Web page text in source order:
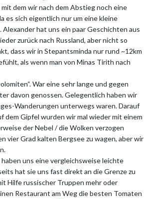
dem wir nach dem Abstieg noch eine
es sich eigentlich nur um eine kleine
hat uns ein paar Geschichten aus
zurück nach Russland, aber nicht so
dass wir in Stepantsminda nur rund ~12km
als wenn man von Minas Tirith nach
War eine sehr lange und gegen
davon genossen. Gelegentlich haben wir
Wanderungen unterwegs waren. Darauf
Gipfel wurden wir mal wieder mit einem
der Nebel / die Wolken verzogen
vier Grad kalten Bergsee zu wagen, aber wir
uns eine vergleichsweise leichte
hat sie uns fast direkt an die Grenze zu
Hilfe russischer Truppen mehr oder
Restaurant am Weg die besten Tomaten